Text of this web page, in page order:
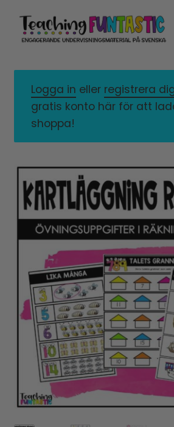
Hoppa
till
navigering
Gå
till
innehåll
MITT KONTO
GRATISMATERIAL
LICENSER
TYPSNITT
Logga in eller registrera
gratis konto här för att
shoppa!